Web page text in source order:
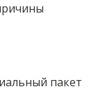
пакет